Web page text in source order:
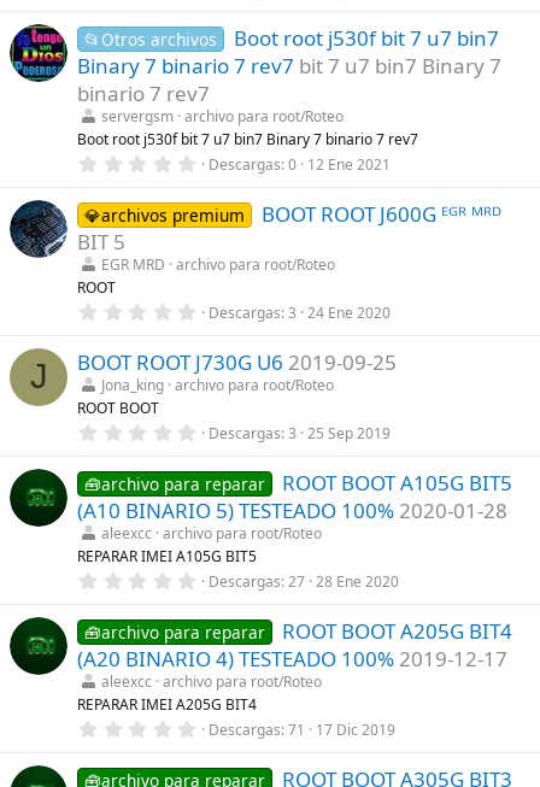
l
l
a
(
s
)
0
0
e
s
t
r
e
l
a
(
s
)
📂Otros archivos
Boot root j530f bit 7 u7 bin7
Binary 7 binario 7 rev7 bit 7 u7 bin7 Binary 7
binario 7 rev7
servergsm archivo para root/Roteo
Boot root j530f bit 7 u7 bin7 Binary 7 binario 7 rev7
0
0
0
e
t
l
s
)
Descargas 0 12 Ene 2021
💎archivos premium
BOOT ROOT J600G ᴱᴳᴿ ᴹᴿᴰ
BIT 5
EGR MRD
archivo para root/Roteo
ROOT
0
0
0
e
s
r
l
l
a
(
s
)
Descargas 3 24 Ene 2020
J BOOT ROOT J730G U6 2019-09-25
Jona_king archivo para root/Roteo
ROOT BOOT
0
0
0
e
s
t
r
e
l
a
(
s
)
Descargas 3 25 Sep 2019
🧰archivo para reparar
ROOT BOOT A105G BIT5
(A10 BINARIO 5) TESTEADO 100% 2020-01-28
aleexcc
archivo para root/Roteo
REPARAR IMEI A105G BIT5
0
0
0
e
s
t
r
e
l
a
(
Descargas 27 28 Ene 2020
🧰archivo para reparar
ROOT BOOT A205G BIT4
(A20 BINARIO 4) TESTEADO 100% 2019-12-17
aleexcc
archivo para root/Roteo
REPARAR IMEI A205G BIT4
0
0
0
Descargas 71 17 Dic 2019
🧰archivo para reparar ROOT BOOT A305G BIT3